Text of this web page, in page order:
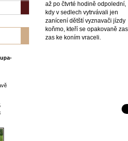
až po čtvrté hodině odpolední,
kdy v sedlech vytrvávali jen
zanícení dětští vyznavači jízdy
koňmo, kteří se opakovaně
zas ke koním vraceli.